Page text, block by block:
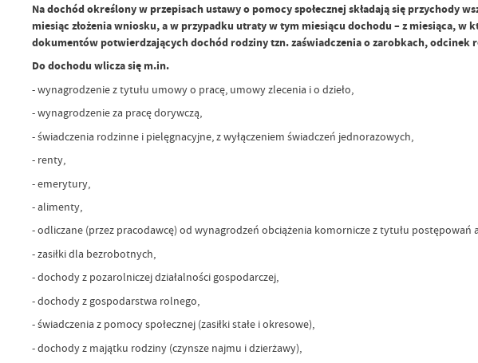
Na dochód określony w przepisach ustawy o pomocy społecznej składają się przychody
miesiąc złożenia wniosku, a w przypadku utraty w tym miesiącu dochodu – z miesiąca, w
dokumentów potwierdzających dochód rodziny tzn. zaświadczenia o zarobkach, odcinek
Do dochodu wlicza się m.in.
- wynagrodzenie z tytułu umowy o pracę, umowy zlecenia i o dzieło,
- wynagrodzenie za pracę dorywczą,
- świadczenia rodzinne i pielęgnacyjne, z wyłączeniem świadczeń jednorazowych,
- renty,
- emerytury,
- alimenty,
- odliczane (przez pracodawcę) od wynagrodzeń obciążenia komornicze z tytułu postępowań
- zasiłki dla bezrobotnych,
- dochody z pozarolniczej działalności gospodarczej,
- dochody z gospodarstwa rolnego,
- świadczenia z pomocy społecznej (zasiłki stałe i okresowe),
- dochody z majątku rodziny (czynsze najmu i dzierżawy),